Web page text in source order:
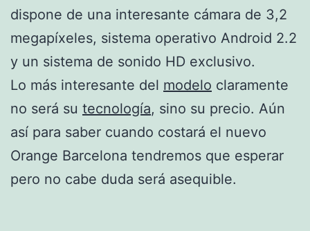
dispone de una interesante cámara de 3,2
megapíxeles, sistema operativo Android 2.2
y un sistema de sonido HD exclusivo.
Lo más interesante del modelo claramente
no será su tecnología, sino su precio. Aún
así para saber cuando costará el nuevo
Orange Barcelona tendremos que esperar
pero no cabe duda será asequible.